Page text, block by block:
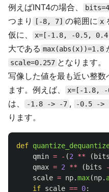
例えばINT4の場合、 bits=4
つまり
[-8, 7] の範囲に x
仮に、
x=[-1.8, -0.5,
大である max(abs(x))=1.8
scale=0.257 となります。
写像した値を最も近い整数
ます。例えば、
x=[-1.8,
は、
-1.8 -> -7 , -0.5 ->
ります。
def
qmin = - (2 ** ( bits
qmax = 2 ** ( bits -
scale = np.max(np.
if scale == 0: